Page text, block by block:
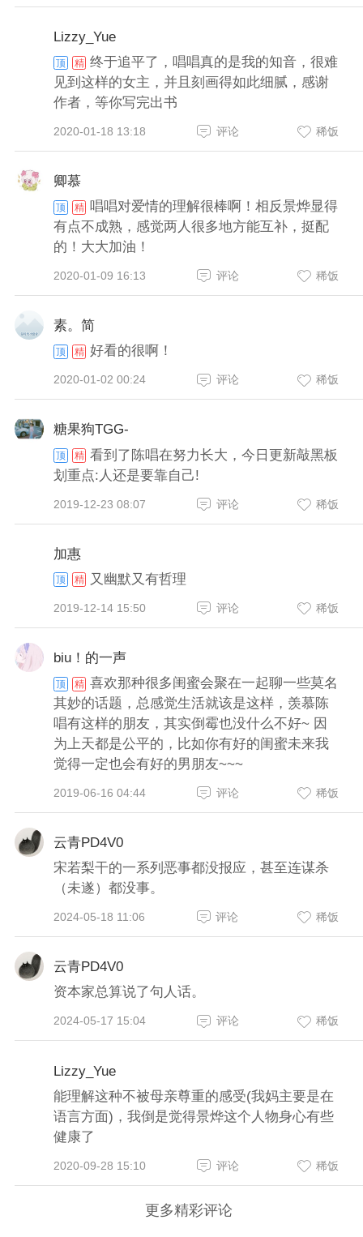
Lizzy_Yue
顶 精 终于追平了，唱唱真的是我的知音，很难
见到这样的女主，并且刻画得如此细腻，感谢
作者，等你写完出书
2020-01-18 13:18 评论 稀饭
卿慕
顶 精 唱唱对爱情的理解很棒啊！相反景烨显得
有点不成熟，感觉两人很多地方能互补，挺配
的！大大加油！
2020-01-09 16:13 评论 稀饭
素。简
顶 精 好看的很啊！
2020-01-02 00:24 评论 稀饭
糖果狗TGG-
顶 精 看到了陈唱在努力长大，今日更新敲黑板
划重点:人还是要靠自己!
2019-12-23 08:07 评论 稀饭
加惠
顶 精 又幽默又有哲理
2019-12-14 15:50 评论 稀饭
biu！的一声
顶 精 喜欢那种很多闺蜜会聚在一起聊一些莫名
其妙的话题，总感觉生活就该是这样，羡慕陈
唱有这样的朋友，其实倒霉也没什么不好~ 因
为上天都是公平的，比如你有好的闺蜜未来我
觉得一定也会有好的男朋友~~~
2019-06-16 04:44 评论 稀饭
云青PD4V0
宋若梨干的一系列恶事都没报应，甚至连谋杀
（未遂）都没事。
2024-05-18 11:06 评论 稀饭
云青PD4V0
资本家总算说了句人话。
2024-05-17 15:04 评论 稀饭
Lizzy_Yue
能理解这种不被母亲尊重的感受(我妈主要是在
语言方面)，我倒是觉得景烨这个人物身心有些
健康了
2020-09-28 15:10 评论 稀饭
更多精彩评论